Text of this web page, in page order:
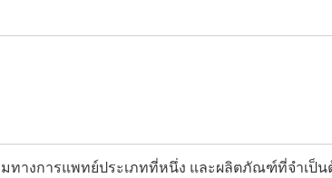
ทางการแพทย์ประเภทที่หนึ่ง และผลิตภัณฑ์ที่จำเป็